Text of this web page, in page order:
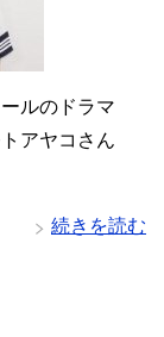
ルのドラマ
アヤコさん
続きを読む